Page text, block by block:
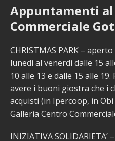
Appuntamenti
Commerciale
CHRISTMAS PARK –
lunedì al venerdì dalle 15
10 alle 13 e dalle 15 alle
avere i buoni giostra che i
acquisti (in Ipercoop, in
Galleria Centro
INIZIATIVA SOLIDARIETA’